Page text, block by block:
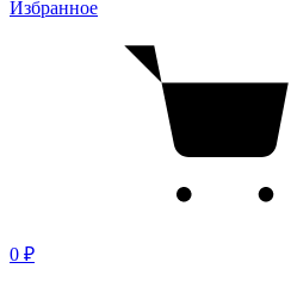
Избранное
0 ₽